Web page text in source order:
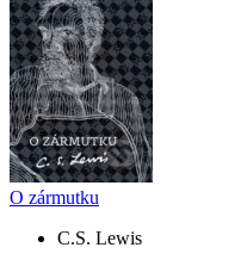
O zármutku
C.S. Lewis